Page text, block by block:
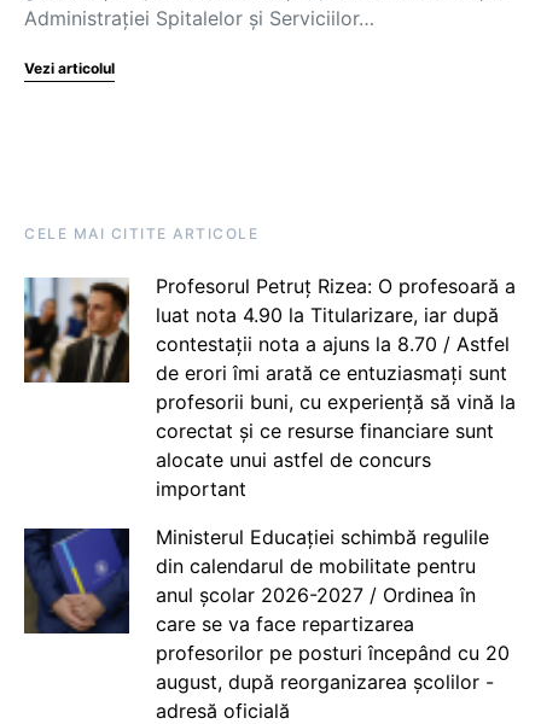
Administrației Spitalelor și Serviciilor…
Vezi articolul
CELE MAI CITITE ARTICOLE
Profesorul Petruț Rizea: O profesoară a
luat nota 4.90 la Titularizare, iar după
contestații nota a ajuns la 8.70 / Astfel
de erori îmi arată ce entuziasmați sunt
profesorii buni, cu experiență să vină la
corectat și ce resurse financiare sunt
alocate unui astfel de concurs
important
Ministerul Educației schimbă regulile
din calendarul de mobilitate pentru
anul școlar 2026-2027 / Ordinea în
care se va face repartizarea
profesorilor pe posturi începând cu 20
august, după reorganizarea școlilor -
adresă oficială